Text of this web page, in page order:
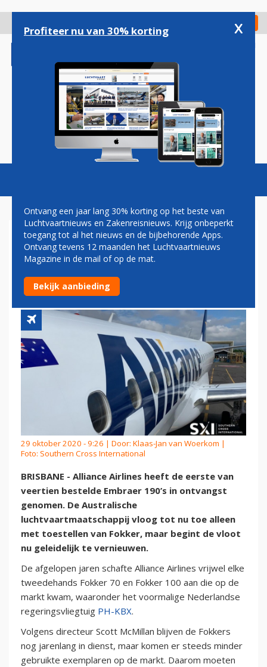
gaan
Check in
Magazine Podcasts Vacatures
ALLIANCE AIRLINES
ONTVANGT EERSTE EMBRAER
190
29 oktober 2020 - 9:26 | Door: Klaas-Jan van Woerkom |
Foto: Southern Cross International
BRISBANE - Alliance Airlines heeft de eerste van
veertien bestelde Embraer 190’s in ontvangst
genomen. De Australische
luchtvaartmaatschappij vloog tot nu toe alleen
met toestellen van Fokker, maar begint de vloot
nu geleidelijk te vernieuwen.
De afgelopen jaren schafte Alliance Airlines vrijwel elke
tweedehands Fokker 70 en Fokker 100 aan die op de
markt kwam, waaronder het voormalige Nederlandse
regeringsvliegtuig PH-KBX.
Volgens directeur Scott McMillan blijven de Fokkers
nog jarenlang in dienst, maar komen er steeds minder
gebruikte exemplaren op de markt. Daarom moeten
Profiteer nu van 30% korting x
Ontvang een jaar lang 30% korting op het beste van
Luchtvaartnieuws en Zakenreisnieuws. Krijg onbeperkt
toegang tot al het nieuws en de bijbehorende Apps.
Ontvang tevens 12 maanden het Luchtvaartnieuws
Magazine in de mail of op de mat.
Bekijk aanbieding